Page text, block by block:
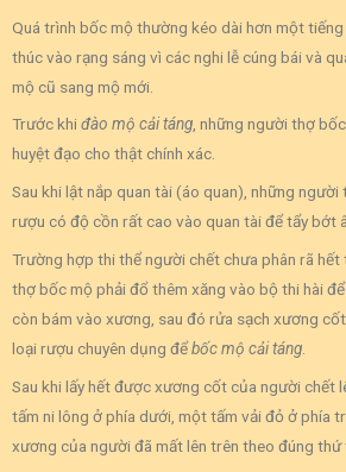
Quá trình bốc mộ thường kéo dài hơn một
thúc vào rạng sáng vì các nghi lễ cúng bái và
mộ cũ sang mộ mới.
Trước khiđào mộ cải táng, những người thợ
huyệt đạo cho thật chính xác.
Sau khi lật nắp quan tài (áo quan), những
rượu có độ cồn rất cao vào quan tài để tẩy bớt
Trường hợp thi thể người chết chưa phân rã
thợ bốc mộ phải đổ thêm xăng vào bộ thi hài
còn bám vào xương, sau đó rửa sạch xương
loại rượu chuyên dụng đểbốc mộ cải táng
Sau khi lấy hết được xương cốt của người chết
tấm ni lông ở phía dưới, một tấm vải đỏ ở phía
xương của người đã mất lên trên theo đúng thứ